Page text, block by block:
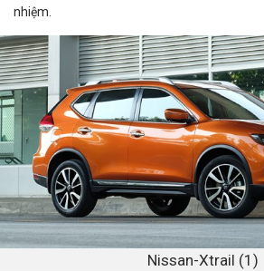
nhiệm.
Nissan-Xtrail (1)